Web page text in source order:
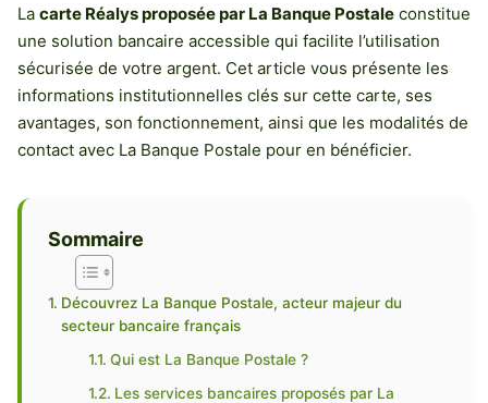
La carte Réalys proposée par La Banque Postale constitue
une solution bancaire accessible qui facilite l’utilisation
sécurisée de votre argent. Cet article vous présente les
informations institutionnelles clés sur cette carte, ses
avantages, son fonctionnement, ainsi que les modalités de
contact avec La Banque Postale pour en bénéficier.
Sommaire
Découvrez La Banque Postale, acteur majeur du
secteur bancaire français
Qui est La Banque Postale ?
Les services bancaires proposés par La